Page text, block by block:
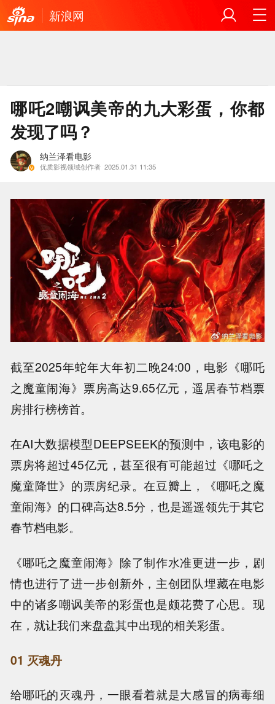
新浪网
哪吒2嘲讽美帝的九大彩蛋，你都
发现了吗？
纳兰泽看电影
优质影视领域创作者 2025.01.31 11:35
截至2025年蛇年大年初二晚24:00，电影《哪吒
之魔童闹海》票房高达9.65亿元，遥居春节档票
房排行榜榜首。
在AI大数据模型DEEPSEEK的预测中，该电影的
票房将超过45亿元，甚至很有可能超过《哪吒之
魔童降世》的票房纪录。在豆瓣上，《哪吒之魔
童闹海》的口碑高达8.5分，也是遥遥领先于其它
春节档电影。
《哪吒之魔童闹海》除了制作水准更进一步，剧
情也进行了进一步创新外，主创团队埋藏在电影
中的诸多嘲讽美帝的彩蛋也是颇花费了心思。现
在，就让我们来盘盘其中出现的相关彩蛋。
01 灭魂丹
给哪吒的灭魂丹，一眼看着就是大感冒的病毒细